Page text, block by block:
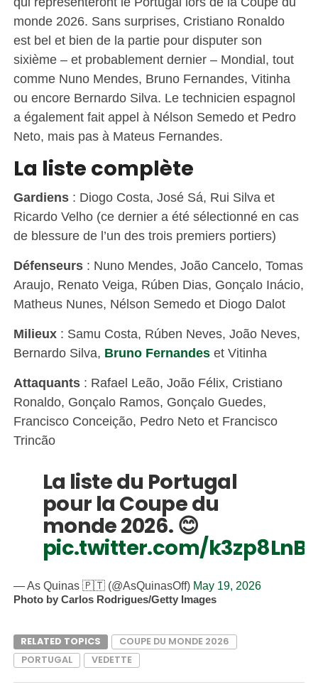
monde 2026. Sans surprises, Cristiano Ronaldo
est bel et bien de la partie pour disputer son
sixième – et probablement dernier – Mondial, tout
comme Nuno Mendes, Bruno Fernandes, Vitinha
ou encore Bernardo Silva. Le technicien espagnol
a également fait appel à Nélson Semedo et Pedro
Neto, mais pas à Mateus Fernandes.
La liste complète
Gardiens: Diogo Costa, José Sá, Rui Silva et
Ricardo Velho (ce dernier a été sélectionné en cas
de blessure de l’un des trois premiers portiers)
Défenseurs: Nuno Mendes, João Cancelo, Tomas
Araujo, Renato Veiga, Rúben Dias, Gonçalo Inácio,
Matheus Nunes, Nélson Semedo et Diogo Dalot
Milieux: Samu Costa, Rúben Neves, João Neves,
Bernardo Silva, Bruno Fernandeset Vitinha
Attaquants: Rafael Leão, João Félix, Cristiano
Ronaldo, Gonçalo Ramos, Gonçalo Guedes,
Francisco Conceição, Pedro Neto et Francisco
Trincão
La liste du Portugal
pour la Coupe du
monde 2026. 😊
pic.twitter.com/
— As Quinas 🇵🇹 (@AsQuinasOff) May 19, 2026
Photo by Carlos Rodrigues/Getty Images
RELATED TOPICS
COUPE DU MONDE 2026
PORTUGAL
VEDETTE